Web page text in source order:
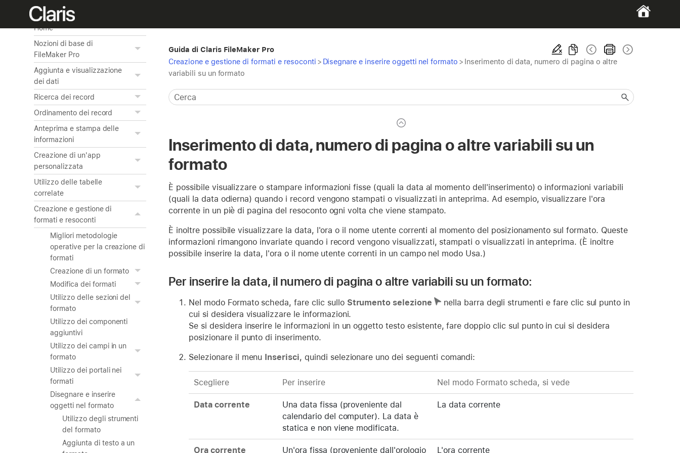
Home
Nozioni di base di
FileMaker Pro
Aggiunta e visualizzazione
dei dati
Ricerca dei record
Ordinamento dei record
Anteprima e stampa delle
informazioni
Creazione di un'app
personalizzata
Utilizzo delle tabelle
correlate
Creazione e gestione di
formati e resoconti
Migliori metodologie
operative per la creazione di
formati
Creazione di un formato
Modifica dei formati
Utilizzo delle sezioni del
formato
Utilizzo dei componenti
aggiuntivi
Utilizzo dei campi in un
formato
Utilizzo dei portali nei
formati
Disegnare e inserire
oggetti nel formato
Utilizzo degli strumenti
del formato
Aggiunta di testo a un
Guida di Claris FileMaker Pro
Creazione e gestione di formati e resoconti > Disegnare e inserire oggetti nel formato > Inserimento di data, numero di pagina o altre
variabili su un formato
Inserimento di data, numero di pagina o altre variabili su un
formato
È possibile visualizzare o stampare informazioni fisse (quali la data al momento dell'inserimento) o informazioni variabili
(quali la data odierna) quando i record vengono stampati o visualizzati in anteprima. Ad esempio, visualizzare l'ora
corrente in un piè di pagina del resoconto ogni volta che viene stampato.
È inoltre possibile visualizzare la data, l'ora o il nome utente correnti al momento del posizionamento sul formato. Queste
informazioni rimangono invariate quando i record vengono visualizzati, stampati o visualizzati in anteprima. (È inoltre
possibile inserire la data, l'ora o il nome utente correnti in un campo nel modo Usa.)
Per inserire la data, il numero di pagina o altre variabili su un formato:
Nel modo Formato scheda, fare clic sullo Strumento selezione
nella barra degli strumenti e fare clic sul punto in
cui si desidera visualizzare le informazioni.
Se si desidera inserire le informazioni in un oggetto testo esistente, fare doppio clic sul punto in cui si desidera
posizionare il punto di inserimento.
Selezionare il menu Inserisci, quindi selezionare uno dei seguenti comandi:
Scegliere Per inserire Nel modo Formato scheda, si vede
Data corrente
Una data fissa (proveniente dal
calendario del computer). La data è
statica e non viene modificata.
La data corrente
Ora corrente Un'ora fissa (proveniente dall'orologio L'ora corrente